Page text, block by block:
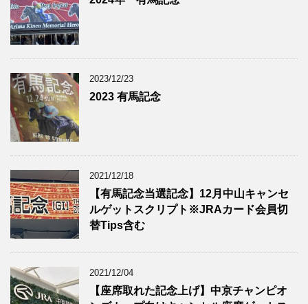
2023/12/23
2023 有馬記念
2021/12/18
【有馬記念当選記念】12月中山キャンセ
ルゲットスクリプト※JRAカード会員切
替Tips含む
2021/12/04
【座席取れた記念上げ】中京チャンピオ